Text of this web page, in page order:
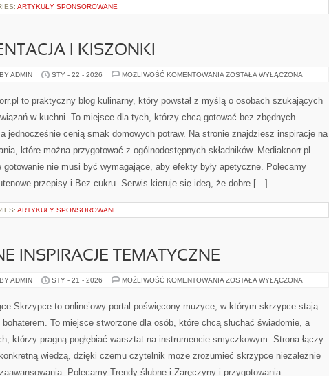
ARTYKUŁY SPONSOROWANE
I KISZONKI
ADMIN STY - 22 - 2026 MOŻLIWOŚĆ KOMENTOWANIA FERMENTACJA
ZOSTAŁA WYŁĄCZONA
to praktyczny blog kulinarny, który powstał z myślą o osobach szukających
w kuchni. To miejsce dla tych, którzy chcą gotować bez zbędnych
jednocześnie cenią smak domowych potraw. Na stronie znajdziesz inspiracje na
które można przygotować z ogólnodostępnych składników. Mediaknorr.pl
gotowanie nie musi być wymagające, aby efekty były apetyczne. Polecamy
przepisy i Bez cukru. Serwis kieruje się ideą, że dobre […]
ARTYKUŁY SPONSOROWANE
INSPIRACJE TEMATYCZNE
ADMIN STY - 21 - 2026 MOŻLIWOŚĆ KOMENTOWANIA ŚLUBNE
ZOSTAŁA WYŁĄCZONA
Skrzypce to online’owy portal poświęcony muzyce, w którym skrzypce stają
bohaterem. To miejsce stworzone dla osób, które chcą słuchać świadomie, a
którzy pragną pogłębiać warsztat na instrumencie smyczkowym. Strona łączy
wiedzą, dzięki czemu czytelnik może zrozumieć skrzypce niezależnie
Polecamy Trendy ślubne i Zaręczyny i przygotowania